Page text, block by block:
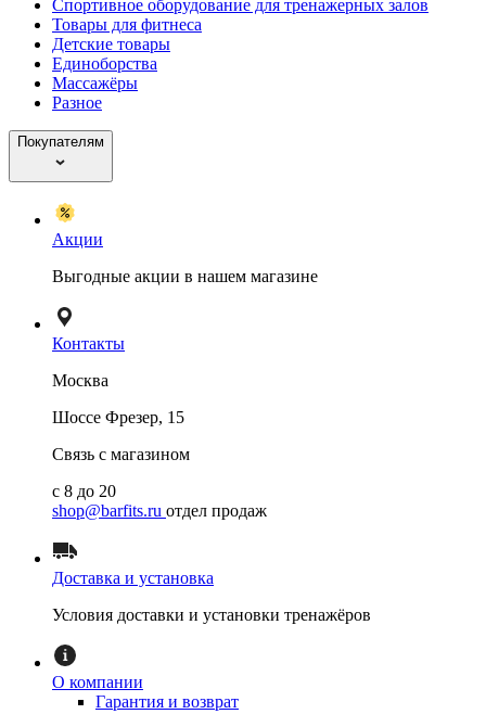
Спортивное оборудование для тренажерных залов
Товары для фитнеса
Детские товары
Единоборства
Массажёры
Разное
Покупателям
Акции
Выгодные акции в нашем магазине
Контакты
Москва
Шоссе Фрезер, 15
Связь с магазином
с 8 до 20
shop@barfits.ru отдел продаж
Доставка и установка
Условия доставки и установки тренажёров
О компании
Гарантия и возврат